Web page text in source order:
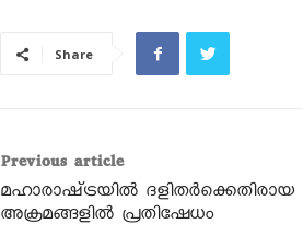
Share
Previous article
മഹാരാഷ്‌ട്രയിൽ ദളിതർക്കെതിരായ
അക്രമങ്ങളിൽ പ്രതിഷേധം